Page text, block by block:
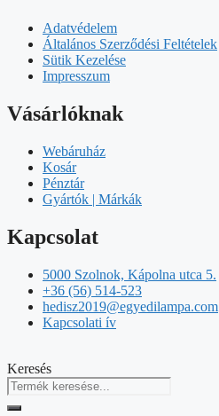
Adatvédelem
Általános Szerződési Feltételek
Sütik Kezelése
Impresszum
Vásárlóknak
Webáruház
Kosár
Pénztár
Gyártók | Márkák
Kapcsolat
5000 Szolnok, Kápolna utca 5.
+36 (56) 514-523
hedisz2019@egyedilampa.com
Kapcsolati ív
Keresés